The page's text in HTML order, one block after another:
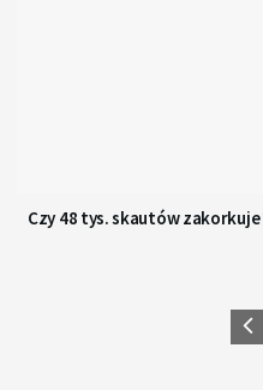
Czy 48 tys. skautów zakorkuje